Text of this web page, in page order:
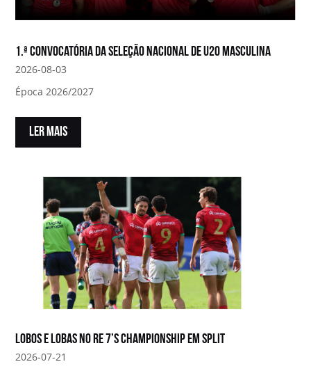
1.ª convocatória da Seleção Nacional de U20 Masculina
2026-08-03
Época 2026/2027
LER MAIS
Lobos e Lobas no RE 7’s Championship em Split
2026-07-21